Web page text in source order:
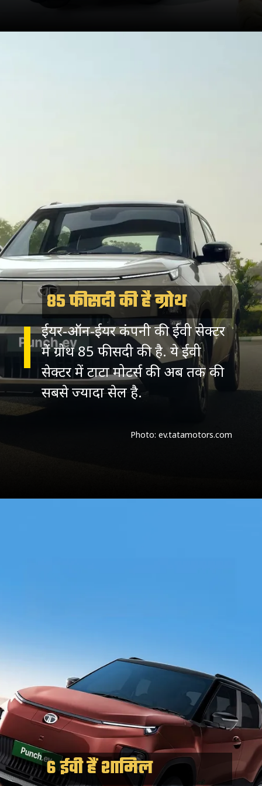
85 फीसदी की है ग्रोथ
ईयर-ऑन-ईयर कंपनी की ईवी सेक्टर
में ग्रोथ 85 फीसदी की है. ये ईवी
सेक्टर में टाटा मोटर्स की अब तक की
सबसे ज्यादा सेल है.
Photo: ev.tatamotors.com
6 ईवी हैं शामिल